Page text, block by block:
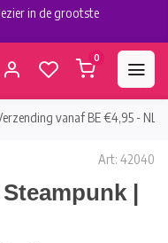
in de grootste
0
vanaf BE €4,95 - NL
Art: 42040
|